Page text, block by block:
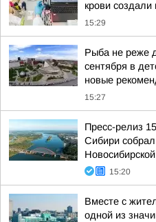
крови создали
15:29
Рыба не реже
сентября в
новые
15:27
Пресс-релиз
Сибири собрал
15:20
Вместе с
одной из